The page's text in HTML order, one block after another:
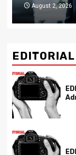
July 29, 2026